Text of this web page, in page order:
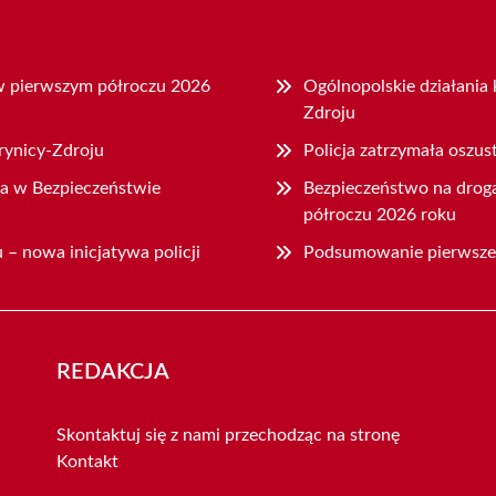
półroczu 2026
Ogólnopolskie
Zdroju
Zdroju Policja zatrzymała
w Bezpieczeństwie
Bezpieczeństwo na
półroczu 2026 roku
– nowa inicjatywa policji Podsumowanie
REDAKCJA
Skontaktuj się z nami przechodząc na stronę
Kontakt